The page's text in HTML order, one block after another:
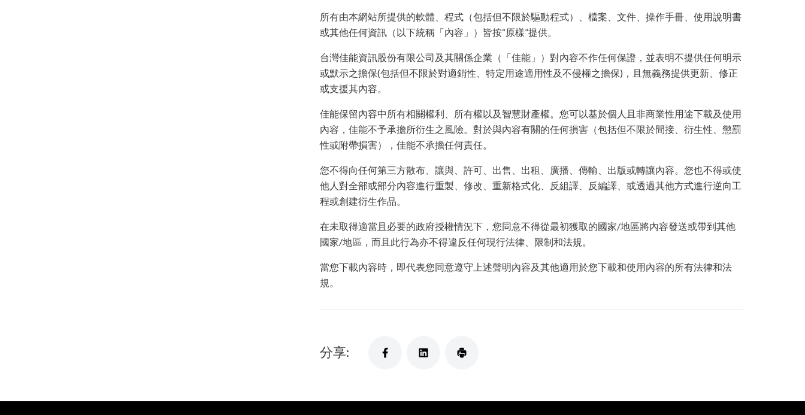
所有由本網站所提供的軟體、程式（包括但不限於驅動程式）、檔案、文件、操作手冊、使用說明書
或其他任何資訊（以下統稱「內容」）皆按“原樣”提供。
台灣佳能資訊股份有限公司及其關係企業（「佳能」）對內容不作任何保證，並表明不提供任何明示
或默示之擔保(包括但不限於對適銷性、特定用途適用性及不侵權之擔保)，且無義務提供更新、修正
或支援其內容。
佳能保留內容中所有相關權利、所有權以及智慧財產權。您可以基於個人且非商業性用途下載及使用
內容，佳能不予承擔所衍生之風險。對於與內容有關的任何損害（包括但不限於間接、衍生性、懲罰
性或附帶損害），佳能不承擔任何責任。
您不得向任何第三方散布、讓與、許可、出售、出租、廣播、傳輸、出版或轉讓內容。您也不得或使
他人對全部或部分內容進行重製、修改、重新格式化、反組譯、反編譯、或透過其他方式進行逆向工
程或創建衍生作品。
在未取得適當且必要的政府授權情況下，您同意不得從最初獲取的國家/地區將內容發送或帶到其他
國家/地區，而且此行為亦不得違反任何現行法律、限制和法規。
當您下載內容時，即代表您同意遵守上述聲明內容及其他適用於您下載和使用內容的所有法律和法
規。
分享: